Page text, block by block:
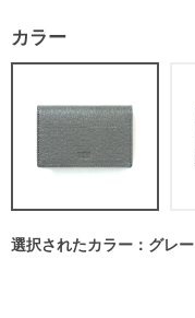
カラー
選択されたカラー：グレー